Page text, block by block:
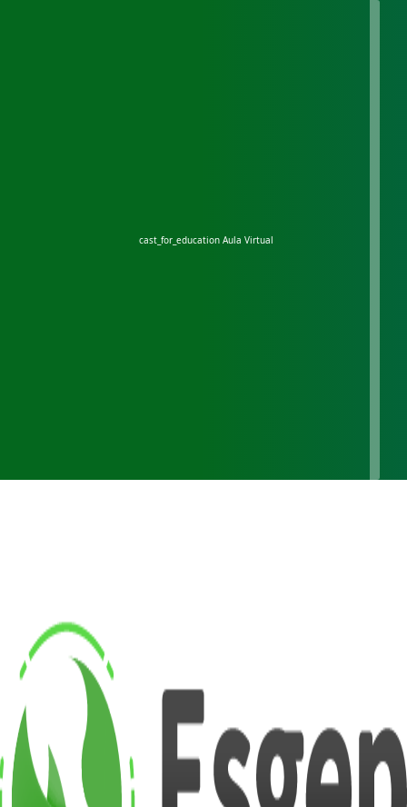
cast_for_educationAula Virtual